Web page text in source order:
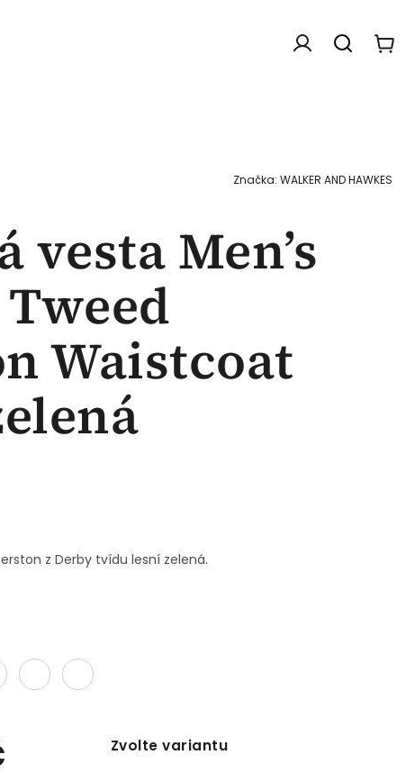
Dárkové poukazy Chovatelské
vesta Men’s
Waistcoat
z Derby tvídu lesní zelená.
Značka: WALKER AND HAWKES
Zvolte variantu